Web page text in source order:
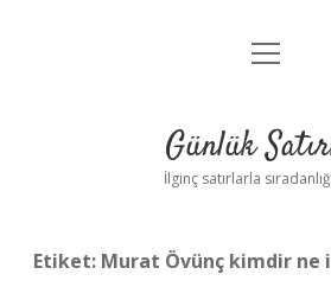
Anasayfa
Yasal Uyarı
menüyü
Günlük
İlginç satırlarla
Etiket: Murat Övünç kimdir ne